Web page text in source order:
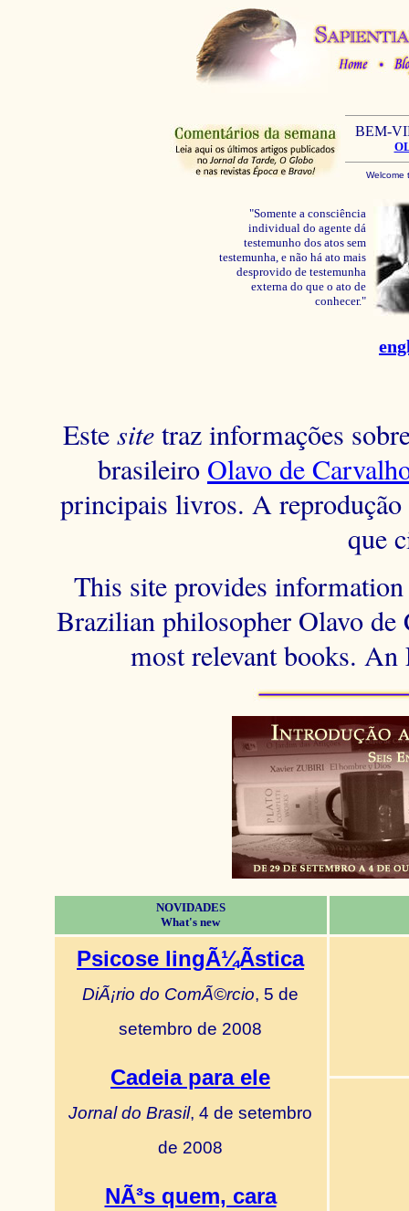
BEM-
Welcome
"Somente a consciência
individual do agente dá
testemunho dos atos sem
testemunha, e não há ato mais
desprovido de testemunha
externa do que o ato de
conhecer."
Este sitetraz informações
brasileiro Olavo de
principais livros. A reprodução
que
This site provides
Brazilian philosopher Olavo
most relevant books.
NOVIDADES
What's new
Psicose lingÃ¼Ã­stica
DiÃ¡rio do ComÃ©rcio, 5 de
setembro de 2008
Cadeia para ele
Jornal do Brasil, 4 de setembro
de 2008
NÃ³s quem, cara